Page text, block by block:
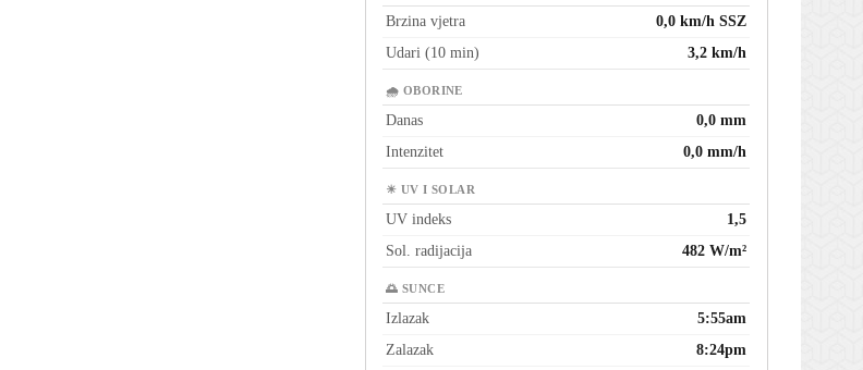
Brzina vjetra
0,0 km/h SSZ
Udari (10 min)
3,2 km/h
🌧 OBORINE
Danas
0,0 mm
Intenzitet
0,0 mm/h
☀ UV I SOLAR
UV indeks
1,5
Sol. radijacija
482 W/m²
🌅 SUNCE
Izlazak
5:55am
Zalazak
8:24pm